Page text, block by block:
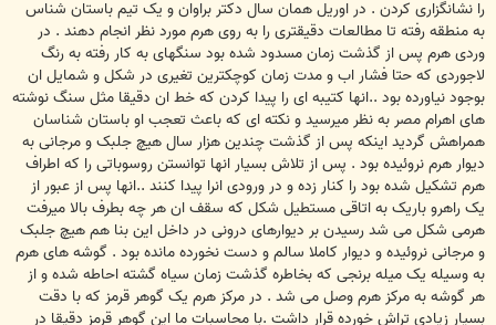
را نشانگزاری کردن . در اوریل همان سال دکتر براوان و یک تیم باستان شناس
به منطقه رفته تا مطالعات دقیقتری را به روی هرم مورد نظر انجام دهند . در
وردی هرم پس از گذشت زمان مسدود شده بود سنگهای به کار رفته به رنگ
لاجوردی که حتا فشار اب و مدت زمان کوچکترین تغیری در شکل و شمایل ان
بوجود نیاورده بود ..انها کتیبه ای را پیدا کردن که خط ان دقیقا مثل سنگ نوشته
های اهرام مصر به نظر میرسید و نکته ای که باعث تعجب او باستان شناسان
همراهش گردید اینکه پس از گذشت چندین هزار سال هیچ جلبک و مرجانی به
دیوار هرم نروئیده بود . پس از تلاش بسیار انها توانستن روسوباتی را که اطراف
هرم تشکیل شده بود را کنار زده و در ورودی انرا پیدا کنند ..انها پس از عبور از
یک راهرو باریک به اتاقی مستطیل شکل که سقف ان هر چه بطرف بالا میرفت
هرمی شکل می شد رسیدن بر دیوارهای درونی در داخل این بنا هم هیچ جلبک
و مرجانی نروئیده و دیوار کاملا سالم و دست نخورده مانده بود . گوشه های هرم
به وسیله یک میله برنجی که بخاطره گذشت زمان سیاه گشته احاطه شده و از
هر گوشه به مرکز هرم وصل می شد . در مرکز هرم یک گوهر قرمز که با دقت
بسیار زیادی تراش خورده قرار داشت .با محاسبات ما این گوهر قرمز دقیقا در